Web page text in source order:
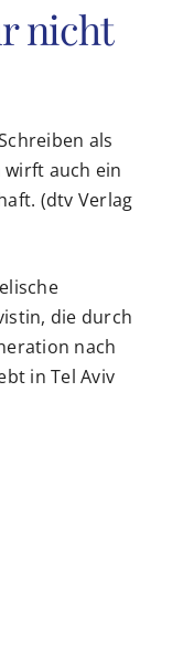
nicht
als
wirft auch ein
(dtv Verlag
die durch
nach
in Tel Aviv